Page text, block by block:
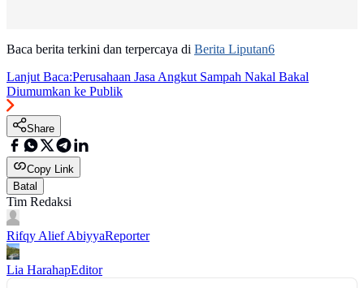
Baca berita terkini dan terpercaya di Berita Liputan6
Lanjut Baca:Perusahaan Jasa Angkut Sampah Nakal Bakal
Diumumkan ke Publik
Share
Copy Link
Batal
Tim Redaksi
Rifqy Alief AbiyyaReporter
Lia HarahapEditor